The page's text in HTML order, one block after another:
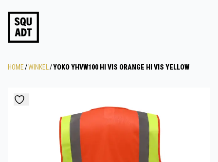
HOME/WINKEL /YOKO YHVW100 HI VIS ORANGE HI VIS YELLOW